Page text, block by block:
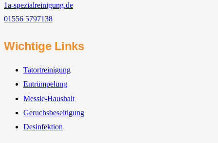
1a-spezialreinigung.de
01556 5797138
Wichtige Links
Tatortreinigung
Entrümpelung
Messie-Haushalt
Geruchsbeseitigung
Desinfektion